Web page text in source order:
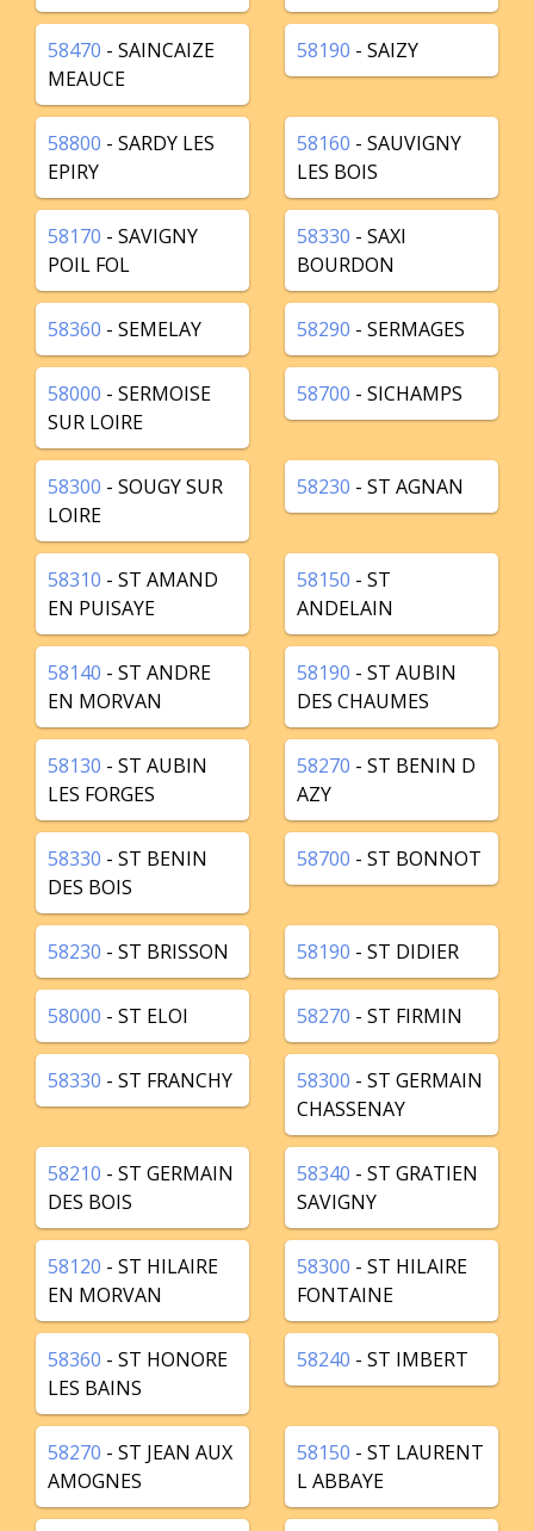
58470 - SAINCAIZE
MEAUCE
58190 - SAIZY
58800 - SARDY LES
EPIRY
58160 - SAUVIGNY
LES BOIS
58170 - SAVIGNY
POIL FOL
58330 - SAXI
BOURDON
58360 - SEMELAY 58290 - SERMAGES
58000 - SERMOISE
SUR LOIRE
58700 - SICHAMPS
58300 - SOUGY SUR
LOIRE
58230 - ST AGNAN
58310 - ST AMAND
EN PUISAYE
58150 - ST
ANDELAIN
58140 - ST ANDRE
EN MORVAN
58190 - ST AUBIN
DES CHAUMES
58130 - ST AUBIN
LES FORGES
58270 - ST BENIN D
AZY
58330 - ST BENIN
DES BOIS
58700 - ST BONNOT
58230 - ST BRISSON 58190 - ST DIDIER
58000 - ST ELOI 58270 - ST FIRMIN
58330 - ST FRANCHY 58300 - ST GERMAIN
CHASSENAY
58210 - ST GERMAIN
DES BOIS
58340 - ST GRATIEN
SAVIGNY
58120 - ST HILAIRE
EN MORVAN
58300 - ST HILAIRE
FONTAINE
58360 - ST HONORE
LES BAINS
58240 - ST IMBERT
58270 - ST JEAN AUX
AMOGNES
58150 - ST LAURENT
L ABBAYE